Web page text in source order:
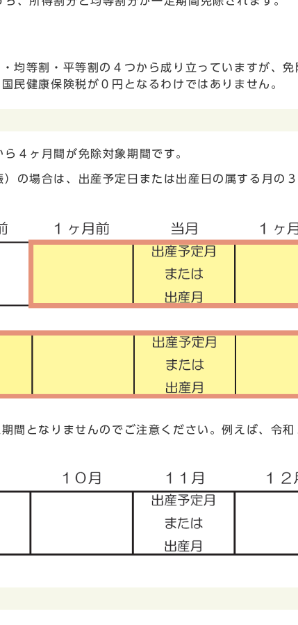
均等割・平等割の４つから成り立っていますが、
民健康保険税が０円となるわけではありません。
４ヶ月間が免除対象期間です。
の場合は、出産予定日または出産日の属する月の
となりませんのでご注意ください。例えば、令